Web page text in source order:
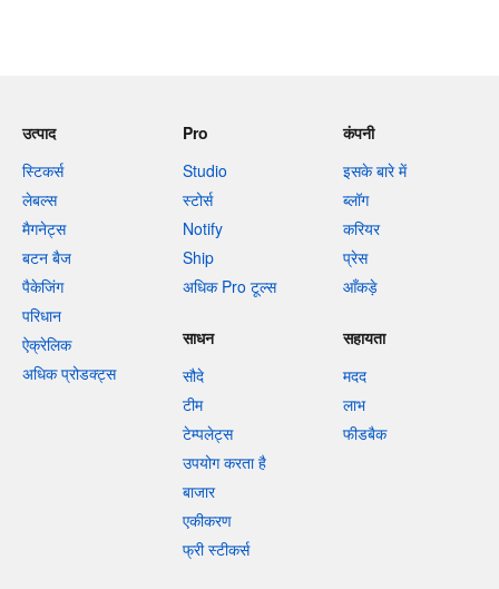
उत्पाद
स्टिकर्स
लेबल्स
मैगनेट्स
बटन बैज
पैकेजिंग
परिधान
ऐक्रेलिक
अधिक प्रोडक्ट्स
Pro
Studio
स्टोर्स
Notify
Ship
अधिक Pro टूल्स
कंपनी
इसके बारे में
ब्लॉग
करियर
प्रेस
आँकड़े
साधन
सौदे
टीम
टेम्पलेट्स
उपयोग करता है
बाजार
एकीकरण
फ्री स्टीकर्स
सहायता
मदद
लाभ
फीडबैक